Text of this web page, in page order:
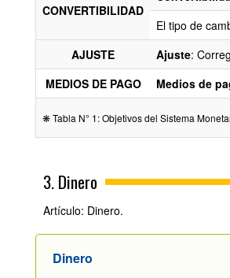
CONVERTIBILIDAD
El tipo de
AJUSTE
Ajuste:
MEDIOS DE PAGO
Medios de
❋ Tabla N° 1: Objetivos del Sistema
3. Dinero
Artículo: Dinero.
Dinero